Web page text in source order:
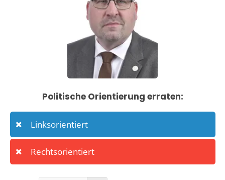
Politische Orientierung erraten:
Linksorientiert
Rechtsorientiert